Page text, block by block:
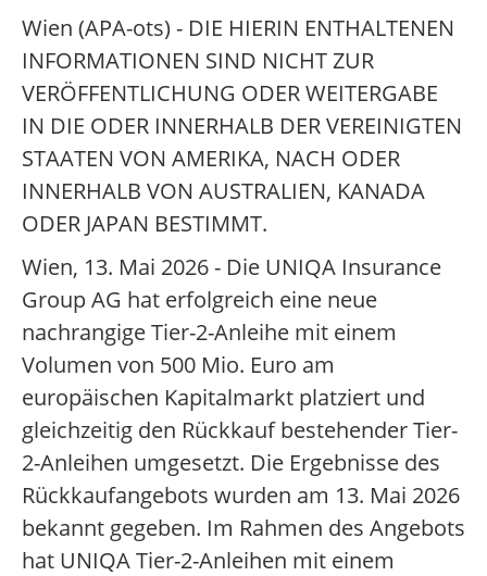
Wien (APA-ots) - DIE HIERIN ENTHALTENEN
INFORMATIONEN SIND NICHT ZUR
VERÖFFENTLICHUNG ODER WEITERGABE
IN DIE ODER INNERHALB DER VEREINIGTEN
STAATEN VON AMERIKA, NACH ODER
INNERHALB VON AUSTRALIEN, KANADA
ODER JAPAN BESTIMMT.
Wien, 13. Mai 2026 - Die UNIQA Insurance
Group AG hat erfolgreich eine neue
nachrangige Tier-2-Anleihe mit einem
Volumen von 500 Mio. Euro am
europäischen Kapitalmarkt platziert und
gleichzeitig den Rückkauf bestehender Tier-
2-Anleihen umgesetzt. Die Ergebnisse des
Rückkaufangebots wurden am 13. Mai 2026
bekannt gegeben. Im Rahmen des Angebots
hat UNIQA Tier-2-Anleihen mit einem